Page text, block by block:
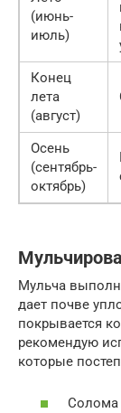
(июнь-
июль)
Конец
лета
(август)
Осень
(сентябрь-
октябрь)
Мульча
дает почве
покрывается
рекомендую
которые
Солома